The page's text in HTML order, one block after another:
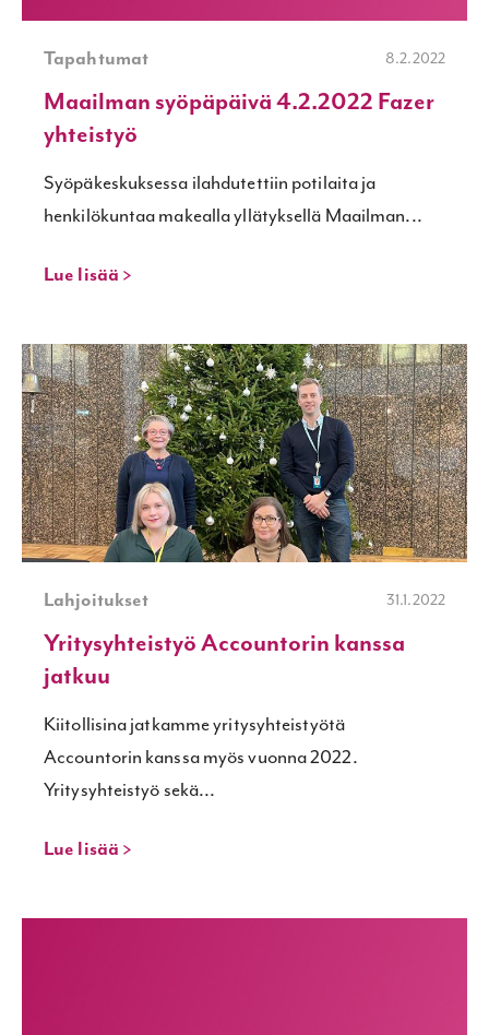
Tapahtumat 8.2.2022
Maailman syöpäpäivä 4.2.2022 Fazer
yhteistyö
Syöpäkeskuksessa ilahdutettiin potilaita ja
henkilökuntaa makealla yllätyksellä Maailman...
Lue lisää >
Lahjoitukset 31.1.2022
Yritysyhteistyö Accountorin kanssa
jatkuu
Kiitollisina jatkamme yritysyhteistyötä
Accountorin kanssa myös vuonna 2022.
Yritysyhteistyö sekä...
Lue lisää >